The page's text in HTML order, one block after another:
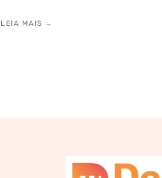
LEIA MAIS →